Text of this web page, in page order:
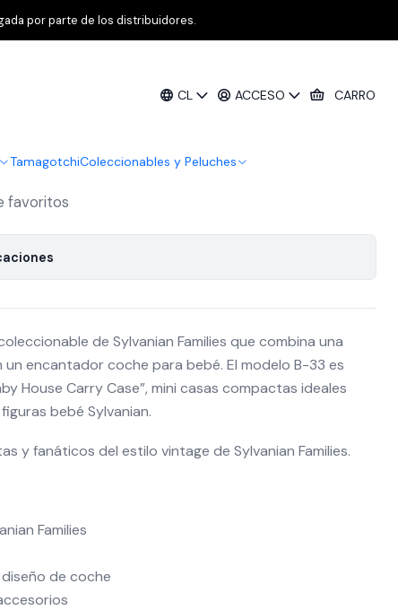
CL ACCESO CARRO
TamagotchiColeccionables y Peluches
por parte de los distribuidores.
con Auto
Casa de Bebé con Auto
favoritos
de Sylvanian Families que combina una
encantador coche para bebé. El modelo B-33 es
House Carry Case”, mini casas compactas ideales
bebé Sylvanian.
y fanáticos del estilo vintage de Sylvanian Families.
Families
de coche